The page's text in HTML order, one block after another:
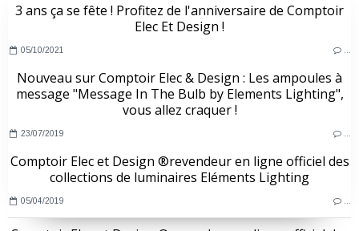
3 ans ça se fête ! Profitez de l'anniversaire de Comptoir
Elec Et Design !
05/10/2021
Nouveau sur Comptoir Elec & Design : Les ampoules à
message "Message In The Bulb by Elements Lighting",
vous allez craquer !
23/07/2019
Comptoir Elec et Design ®revendeur en ligne officiel des
collections de luminaires Eléments Lighting
05/04/2019